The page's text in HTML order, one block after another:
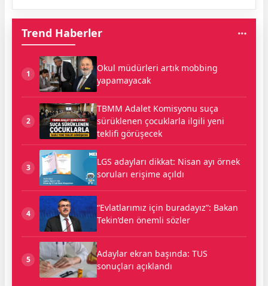
Trend Haberler
1
Okul müdürleri artık mobbing
yapamayacak
2
TBMM Adalet Komisyonu suça
sürüklenen çocuklarla ilgili yeni
teklifi görüşecek
3
LGS adayları dikkat: Nisan ayı örnek
soruları erişime açıldı
4
“Evlatlarımız için buradayız”: Bakan
Tekin’den önemli sözler
5
Adaylar ekran başında: TUS
sonuçları açıklandı